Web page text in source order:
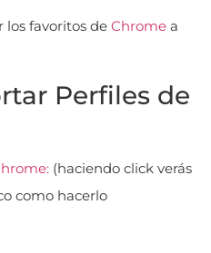
los favoritos de Chrome a
Perfiles de
(haciendo click verás
como hacerlo